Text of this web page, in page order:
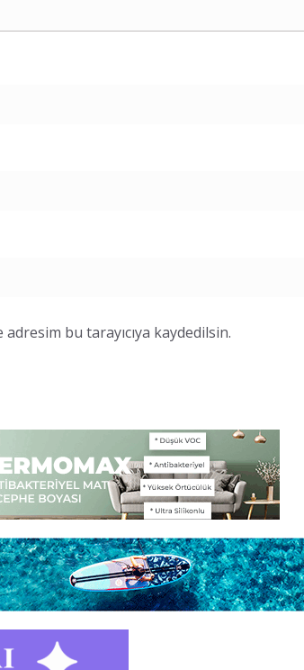
bu tarayıcıya kaydedilsin.